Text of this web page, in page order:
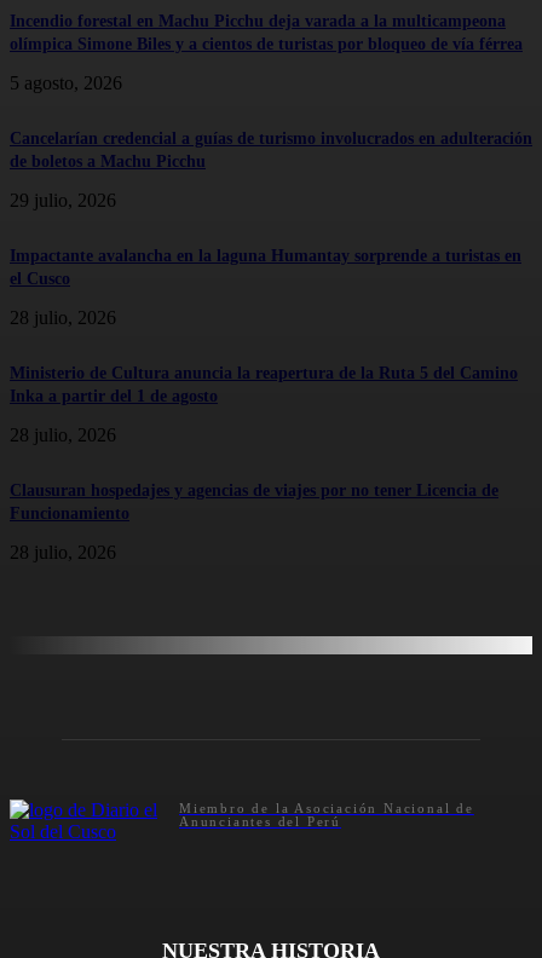
Incendio forestal en Machu Picchu deja varada a la multicampeona
olímpica Simone Biles y a cientos de turistas por bloqueo de vía férrea
5 agosto, 2026
Cancelarían credencial a guías de turismo involucrados en adulteración
de boletos a Machu Picchu
29 julio, 2026
Impactante avalancha en la laguna Humantay sorprende a turistas en
el Cusco
28 julio, 2026
Ministerio de Cultura anuncia la reapertura de la Ruta 5 del Camino
Inka a partir del 1 de agosto
28 julio, 2026
Clausuran hospedajes y agencias de viajes por no tener Licencia de
Funcionamiento
28 julio, 2026
Miembro de la Asociación Nacional de
Anunciantes del Perú
NUESTRA HISTORIA